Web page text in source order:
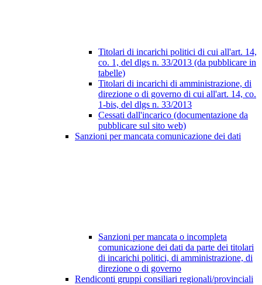
Titolari di incarichi politici di cui all'art. 14,
co. 1, del dlgs n. 33/2013 (da pubblicare in
tabelle)
Titolari di incarichi di amministrazione, di
direzione o di governo di cui all'art. 14, co.
1-bis, del dlgs n. 33/2013
Cessati dall'incarico (documentazione da
pubblicare sul sito web)
Sanzioni per mancata comunicazione dei dati
Sanzioni per mancata o incompleta
comunicazione dei dati da parte dei titolari
di incarichi politici, di amministrazione, di
direzione o di governo
Rendiconti gruppi consiliari regionali/provinciali